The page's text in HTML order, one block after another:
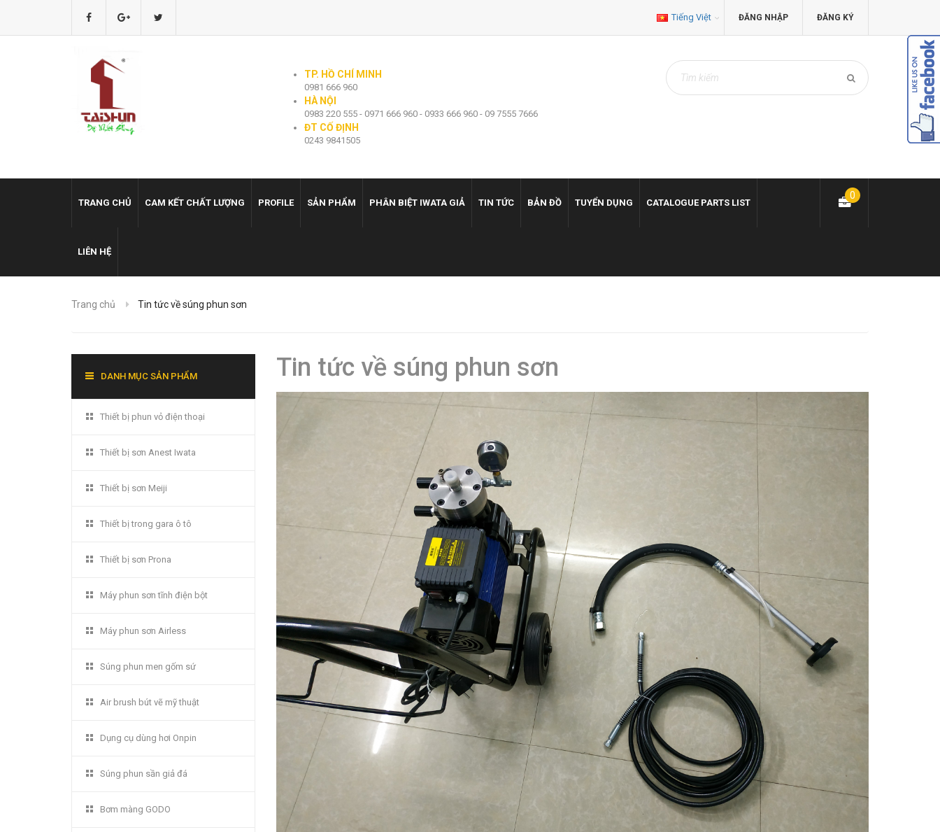
ĐĂNG NHẬP ĐĂNG KÝ
Tiếng Việt
TP. HỒ CHÍ MINH
0981 666 960
HÀ NỘI
0983 220 555 - 0971 666 960 - 0933 666 960 - 09 7555 7666
ĐT CỐ ĐỊNH
0243 9841505
TRANG CHỦ CAM KẾT CHẤT LƯỢNG PROFILE SẢN PHẨM PHÂN BIỆT IWATA GIẢ TIN TỨC BẢN ĐỒ TUYỂN DỤNG CATALOGUE PARTS LIST
LIÊN HỆ
0
Trang chủ Tin tức về súng phun sơn
Tin tức về súng phun sơn
DANH MỤC SẢN PHẨM
Thiết bị phun vỏ điện thoại
Thiết bị sơn Anest Iwata
Thiết bị sơn Meiji
Thiết bị trong gara ô tô
Thiết bị sơn Prona
Máy phun sơn tĩnh điện bột
Máy phun sơn Airless
Súng phun men gốm sứ
Air brush bút vẽ mỹ thuật
Dụng cụ dùng hơi Onpin
Súng phun sần giả đá
Bơm màng GODO